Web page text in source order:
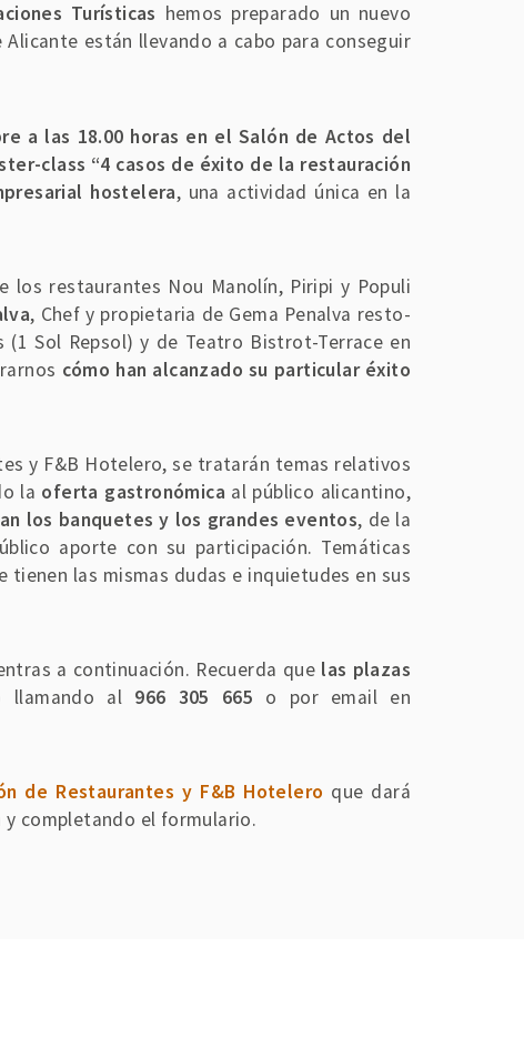
Turísticas hemos preparado un nuevo
están llevando a cabo para conseguir
a las 18.00 horas en el Salón de Actos del
class “4 casos de éxito de la restauración
hostelera, una actividad única en la
los restaurantes Nou Manolín, Piripi y Populi
, Chef y propietaria de Gema Penalva resto-
Sol Repsol) y de Teatro Bistrot-Terrace en
cómo han alcanzado su particular éxito
y F&B Hotelero, se tratarán temas relativos
la oferta gastronómica al público alicantino,
los banquetes y los grandes eventos, de la
aporte con su participación. Temáticas
las mismas dudas e inquietudes en sus
a continuación. Recuerda que las plazas
llamando al 966 305 665 o por email en
de Restaurantes y F&B Hotelero que dará
y completando el formulario.